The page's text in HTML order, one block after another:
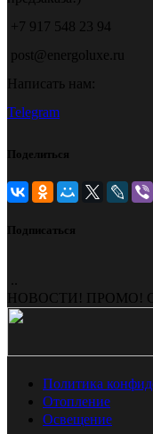
+7 917 548 23 94
post@energoluxe.ru
Написать нам:
Telegram
Поделиться
Подписаться
НОВОСТИ! ПРОМО!
Политика
Отопление
Освещение